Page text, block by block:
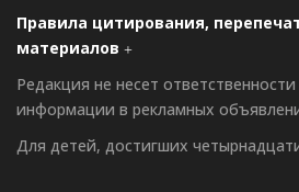
Правила цитирования,
материалов
Редакция не несет
информации в рекламных
Для детей, достигших